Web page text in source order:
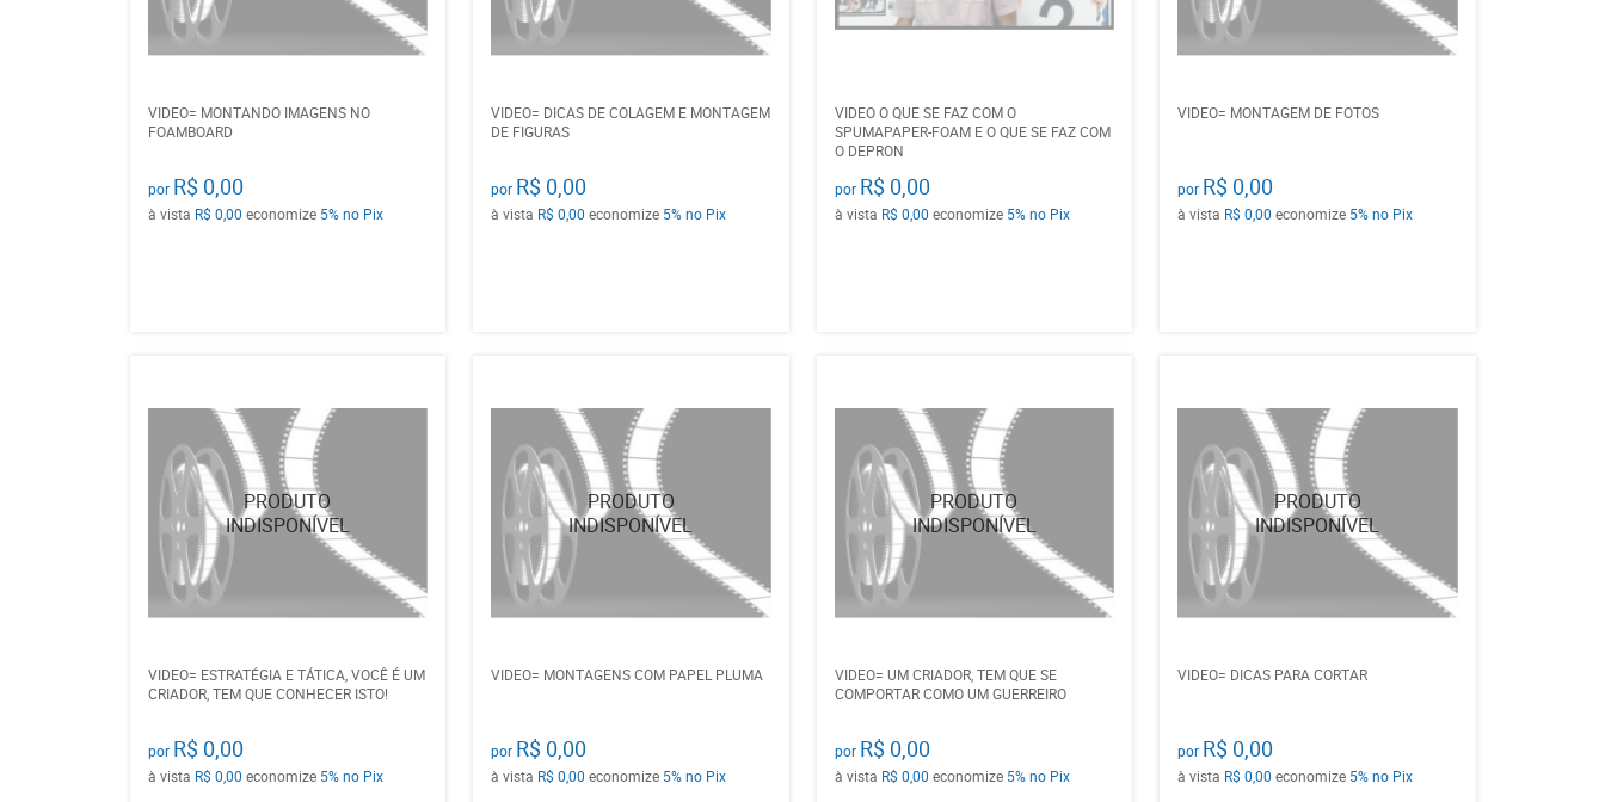
VIDEO= MONTANDO IMAGENS NO
FOAMBOARD
por R$ 0,00
à vista R$ 0,00 economize 5% no Pix
VIDEO= DICAS DE COLAGEM E MONTAGEM
DE FIGURAS
por R$ 0,00
à vista R$ 0,00 economize 5%no Pix
VIDEO O QUE SE FAZ COM O
SPUMAPAPER-FOAM E O QUE SE FAZ COM
O DEPRON
por R$ 0,00
à vista R$ 0,00 economize 5% no Pix
VIDEO= MONTAGEM DE FOTOS
por R$ 0,00
à vista R$ 0,00 economize 5%no Pix
VIDEO= ESTRATÉGIA E TÁTICA, VOCÊ É UM
CRIADOR, TEM QUE CONHECER ISTO!
por R$ 0,00
à vista R$ 0,00 economize 5% no Pix
VIDEO= MONTAGENS COM PAPEL PLUMA
por R$ 0,00
à vista R$ 0,00 economize 5%no Pix
VIDEO= UM CRIADOR, TEM QUE SE
COMPORTAR COMO UM GUERREIRO
por R$ 0,00
à vista R$ 0,00 economize 5% no Pix
VIDEO= DICAS PARA CORTAR
por R$ 0,00
à vista R$ 0,00 economize 5%no Pix